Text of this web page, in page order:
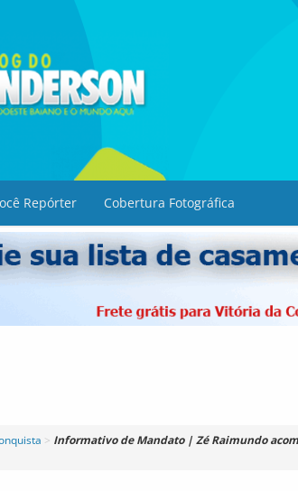
Repórter Cobertura Fotográfica
> Informativo de Mandato | Zé Raimundo